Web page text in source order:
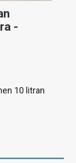
-
10 litran